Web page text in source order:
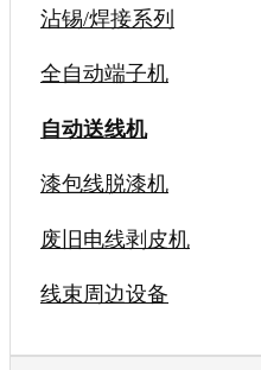
沾锡/焊接系列
全自动端子机
自动送线机
漆包线脱漆机
废旧电线剥皮机
线束周边设备